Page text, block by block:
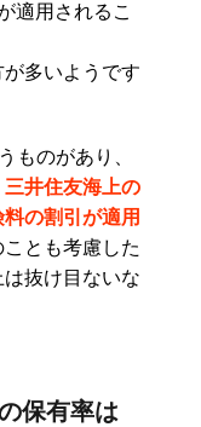
適用されるこ
多いようです
ものがあり、
三井住友海上の
の割引が適用
とも考慮した
抜け目ないな
保有率は